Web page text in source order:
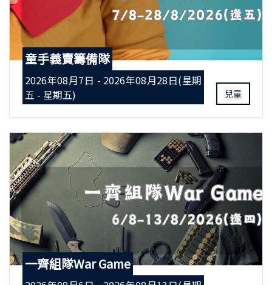
童手義賣籌備隊
2026年08月7日 - 2026年08月28日(星期
五 - 星期五)
兒童
一齊組隊War Game